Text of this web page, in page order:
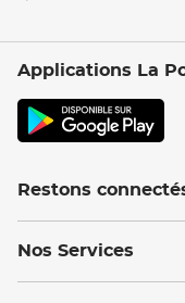
Applications La
Restons
Nos Services